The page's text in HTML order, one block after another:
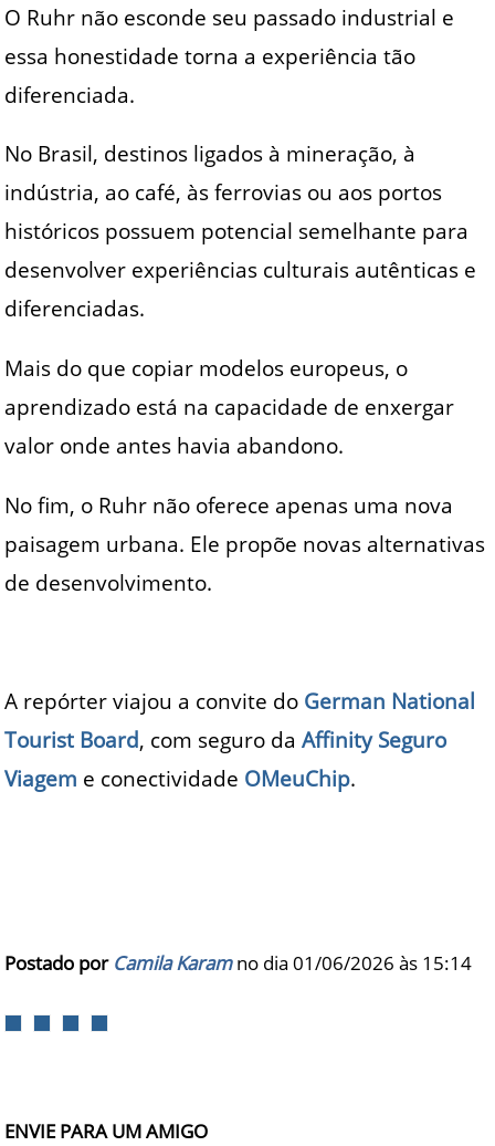
O Ruhr não esconde seu passado industrial e
essa honestidade torna a experiência tão
diferenciada.
No Brasil, destinos ligados à mineração, à
indústria, ao café, às ferrovias ou aos portos
históricos possuem potencial semelhante para
desenvolver experiências culturais autênticas e
diferenciadas.
Mais do que copiar modelos europeus, o
aprendizado está na capacidade de enxergar
valor onde antes havia abandono.
No fim, o Ruhr não oferece apenas uma nova
paisagem urbana. Ele propõe novas alternativas
de desenvolvimento.
A repórter viajou a convite do German National
Tourist Board, com seguro daAffinity Seguro
Viagem e conectividade OMeuChip.
Postado por Camila Karamno dia 01/06/2026 às 15:14
ENVIE PARA UM AMIGO